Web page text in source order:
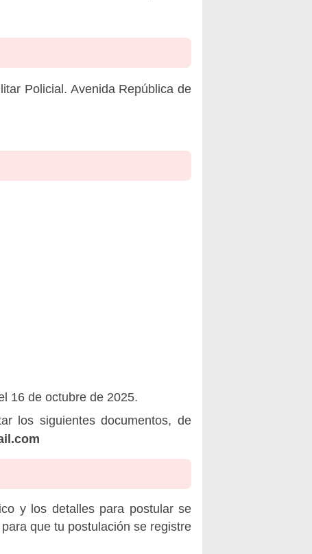
Policial. Avenida República de
16 de octubre de 2025.
los siguientes documentos, de
y los detalles para postular se
que tu postulación se registre